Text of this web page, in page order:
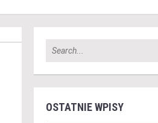
OSTATNIE WPISY